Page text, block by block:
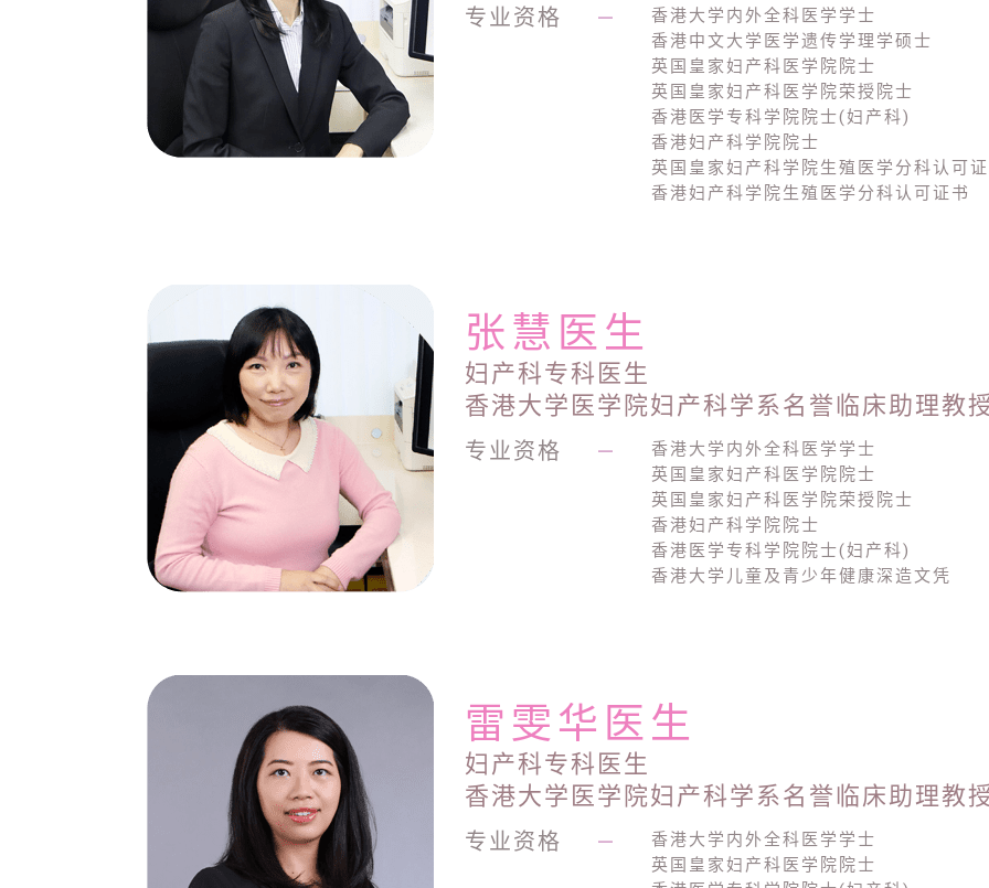
专业资格 —
香港大学内外全科医学学士
香港中文大学医学遗传学理学硕士
英国皇家妇产科医学院院士
英国皇家妇产科医学院荣授院士
香港医学专科学院院士(妇产科)
香港妇产科学院院士
英国皇家妇产科学院生殖医学分科认可
香港妇产科学院生殖医学分科认可证书
张慧医生
妇产科专科医生
香港大学医学院妇产科学系名誉临床助理教
专业资格 —
香港大学内外全科医学学士
英国皇家妇产科医学院院士
英国皇家妇产科医学院荣授院士
香港妇产科学院院士
香港医学专科学院院士(妇产科)
香港大学儿童及青少年健康深造文凭
雷雯华医生
妇产科专科医生
香港大学医学院妇产科学系名誉临床助理教
专业资格 —
香港大学内外全科医学学士
英国皇家妇产科医学院院士